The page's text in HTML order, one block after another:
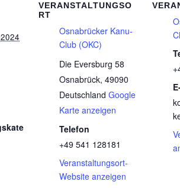
VERANSTALTUNGSO
RT
Osnabrücker Kanu-
Club (OKC)
Die Eversburg 58
Osnabrück, 49090
Deutschland Google
Karte anzeigen
Telefon
+49 541 128181
Veranstaltungsort-
Website anzeigen